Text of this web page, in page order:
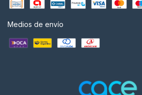
Medios de envío